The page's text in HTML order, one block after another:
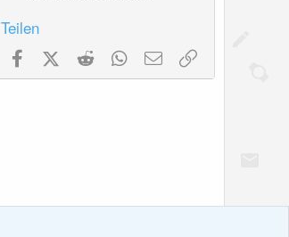
Teilen
FacebookX (Twitter)Reddit WhatsApp
E-Mail